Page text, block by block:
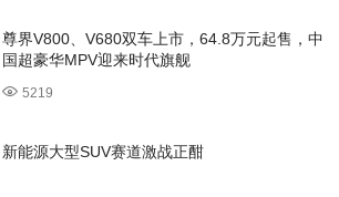
尊界V800、V680双车上市，64.8万元起售，中
国超豪华MPV迎来时代旗舰
5219
新能源大型SUV赛道激战正酣